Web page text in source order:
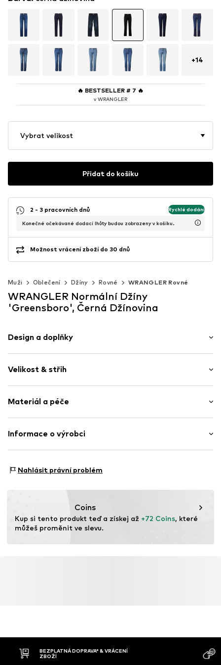
+14
🔥 BESTSELLER # 7 🔥
v WRANGLER
Vybrat velikost
Přidat do košíku
2 - 3 pracovních dnů Rychlé dodání
Konečné očekávané dodací lhůty budou zobrazeny v košíku.
Možnost vrácení zboží do 30 dnů
Muži Oblečení Džíny Rovné WRANGLER Rovné
WRANGLER Normální Džíny
'Greensboro', Černá Džínovina
Design a doplňky
Džínovina
Obarvená džínovina
Jezdec na zip
Nášivka/visačka s logem
Velikost & střih
Střih: Normální
Materiál a péče
Materiál: 99% Bavlna, 1% Elastan
Pružnost: Elastické/streč
Informace o výrobci
80807 München
Nahlásit právní problém
Coins
Kup si tento produkt teď a získej až +72 Coins, které
můžeš proměnit ve slevu.
BEZPLATNÁ DOPRAVA* & VRÁCENÍ
ZBOŽÍ